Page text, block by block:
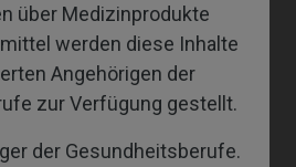
über Medizinprodukte
werden diese Inhalte
Angehörigen der
zur Verfügung gestellt.
der Gesundheitsberufe.